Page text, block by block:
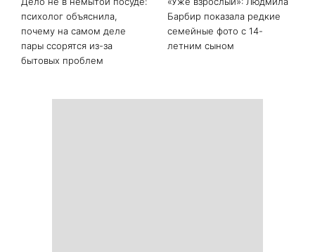
психолог объяснила,
почему на самом деле
пары ссорятся из-за
бытовых проблем
Барбир показала редкие
семейные фото с 14-
летним сыном